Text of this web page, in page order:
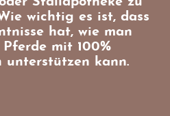
wichtig es ist, dass
hat, wie man
mit 100%
unterstützen kann.